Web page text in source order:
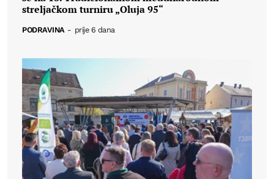
streljačkom turniru „Oluja 95“
PODRAVINA - prije 6 dana